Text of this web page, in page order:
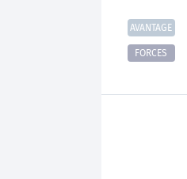
AVANTAGE
FORCES